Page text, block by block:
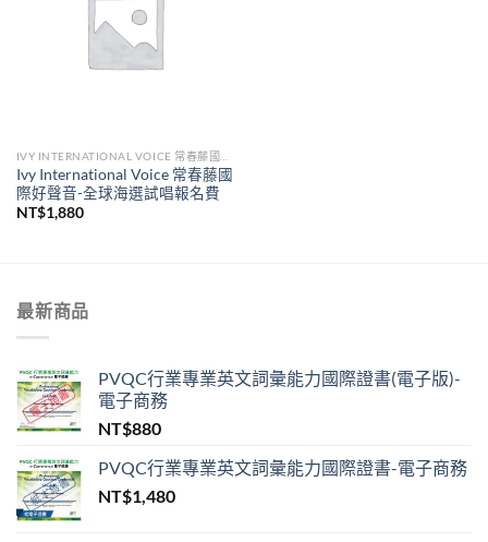
IVY INTERNATIONAL VOICE 常春藤國際好聲音
Ivy International Voice 常春藤國
際好聲音-全球海選試唱報名費
NT$1,880
最新商品
PVQC行業專業英文詞彙能力國際證書(電子版)-
電子商務
NT$880
PVQC行業專業英文詞彙能力國際證書-電子商務
NT$1,480